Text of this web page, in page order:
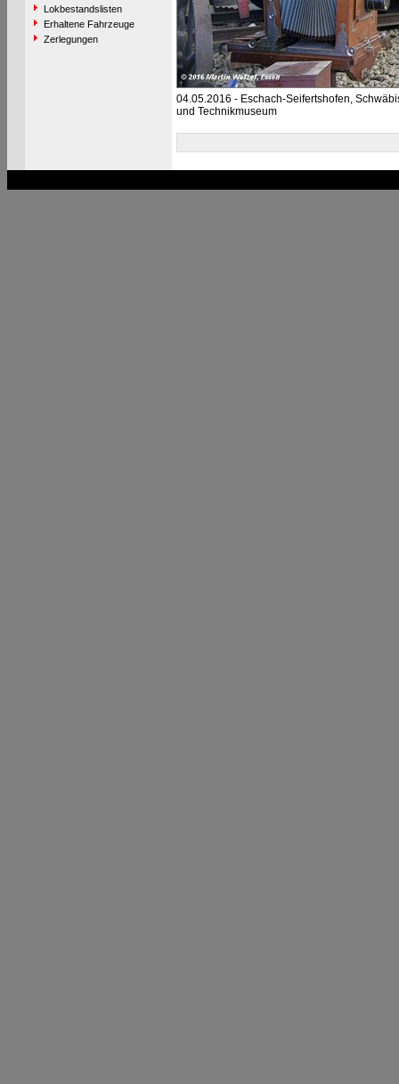
Lokbestandslisten
Erhaltene Fahrzeuge
Zerlegungen
04.05.2016 - Eschach-Seifertshofen,
und Technikmuseum